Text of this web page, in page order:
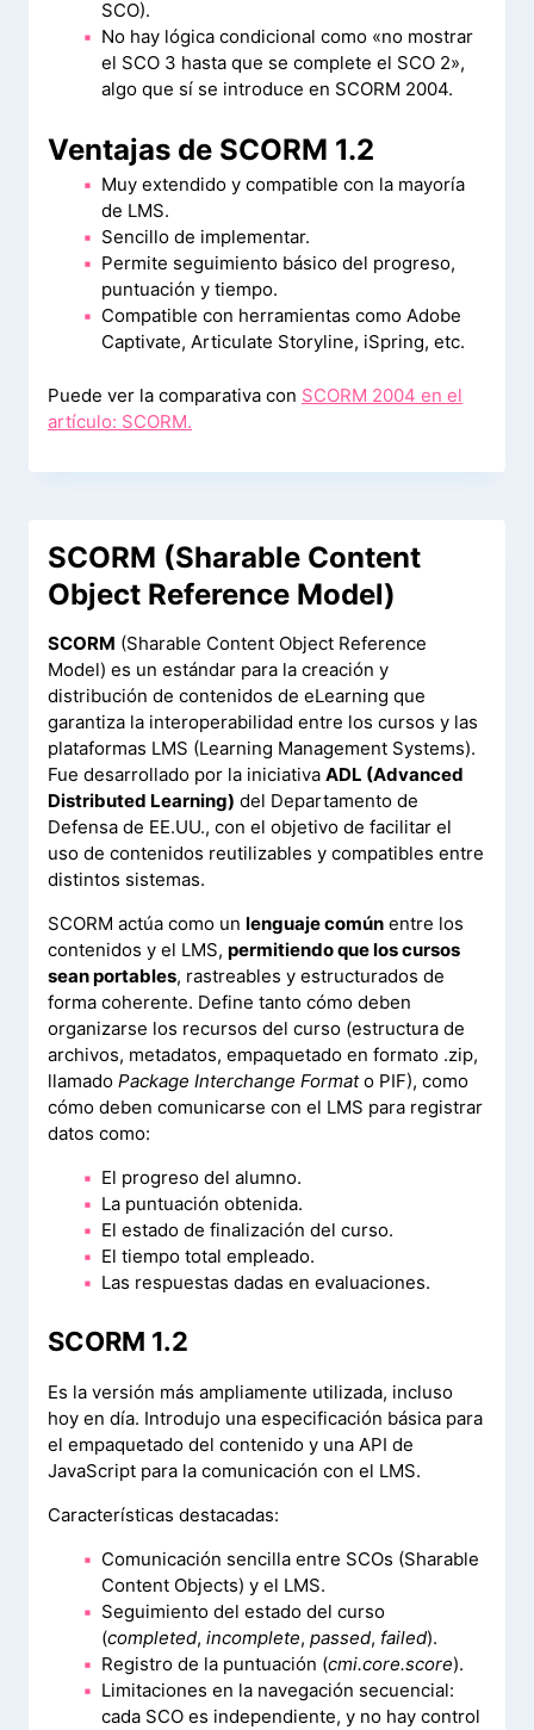
SCO).
No hay lógica condicional como «no mostrar
el SCO 3 hasta que se complete el SCO 2»,
algo que sí se introduce en SCORM 2004.
Ventajas de SCORM 1.2
Muy extendido y compatible con la mayoría
de LMS.
Sencillo de implementar.
Permite seguimiento básico del progreso,
puntuación y tiempo.
Compatible con herramientas como Adobe
Captivate, Articulate Storyline, iSpring, etc.
Puede ver la comparativa con SCORM 2004 en el
artículo: SCORM.
SCORM (Sharable Content
Object Reference Model)
SCORM (Sharable Content Object Reference
Model) es un estándar para la creación y
distribución de contenidos de eLearning que
garantiza la interoperabilidad entre los cursos y las
plataformas LMS (Learning Management Systems).
Fue desarrollado por la iniciativa ADL (Advanced
Distributed Learning) del Departamento de
Defensa de EE.UU., con el objetivo de facilitar el
uso de contenidos reutilizables y compatibles entre
distintos sistemas.
SCORM actúa como un lenguaje común entre los
contenidos y el LMS, permitiendo que los cursos
sean portables, rastreables y estructurados de
forma coherente. Define tanto cómo deben
organizarse los recursos del curso (estructura de
archivos, metadatos, empaquetado en formato .zip,
llamado Package Interchange Formato PIF), como
cómo deben comunicarse con el LMS para registrar
datos como:
El progreso del alumno.
La puntuación obtenida.
El estado de finalización del curso.
El tiempo total empleado.
Las respuestas dadas en evaluaciones.
SCORM 1.2
Es la versión más ampliamente utilizada, incluso
hoy en día. Introdujo una especificación básica para
el empaquetado del contenido y una API de
JavaScript para la comunicación con el LMS.
Características destacadas:
Comunicación sencilla entre SCOs (Sharable
Content Objects) y el LMS.
Seguimiento del estado del curso
(completed, incomplete, passed, failed).
Registro de la puntuación (cmi.core.score).
Limitaciones en la navegación secuencial:
cada SCO es independiente, y no hay control